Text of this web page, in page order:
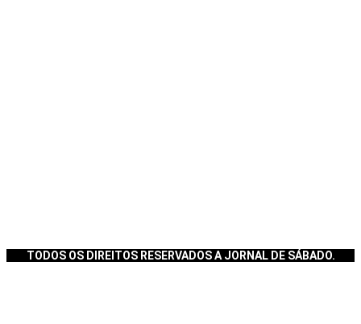
TODOS OS DIREITOS RESERVADOS A JORNAL DE SÁBADO.